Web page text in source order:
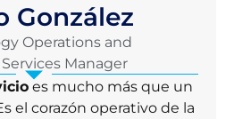
González
Operations and
Manager
es mucho más que un
el corazón operativo de la